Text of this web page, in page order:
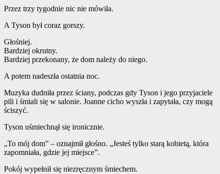
Przez trzy tygodnie nic nie mówiła.
A Tyson był coraz gorszy.
Głośniej.
Bardziej okrutny.
Bardziej przekonany, że dom należy do niego.
A potem nadeszła ostatnia noc.
Muzyka dudniła przez ściany, podczas gdy Tyson i jego przyjaciele
pili i śmiali się w salonie. Joanne cicho wyszła i zapytała, czy mogą
ściszyć.
Tyson uśmiechnął się ironicznie.
„To mój dom” – oznajmił głośno. „Jesteś tylko starą kobietą, która
zapomniała, gdzie jej miejsce”.
Pokój wypełnił się niezręcznym śmiechem.